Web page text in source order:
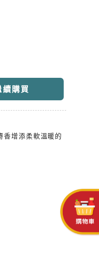
續購買
香增添柔軟溫暖的